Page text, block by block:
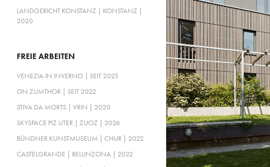
LANDGERICHT KONSTANZ | KONSTANZ |
2020
FREIE ARBEITEN
VENEZIA IN INVERNO | SEIT 2025
ON ZUMTHOR | SEIT 2022
STIVA DA MORTS | VRIN | 2020
SKYSPACE PIZ UTER | ZUOZ | 2026
BÜNDNER KUNSTMUSEUM | CHUR | 2022
CASTELGRANDE | BELLINZONA | 2022